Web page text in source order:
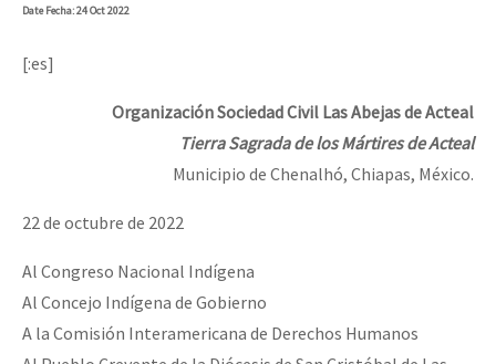
DateFecha: 24 Oct 2022
[:es]
Organización Sociedad Civil Las Abejas de Acteal
Tierra Sagrada de los Mártires de Acteal
Municipio de Chenalhó, Chiapas, México.
22 de octubre de 2022
Al Congreso Nacional Indígena
Al Concejo Indígena de Gobierno
A la Comisión Interamericana de Derechos Humanos